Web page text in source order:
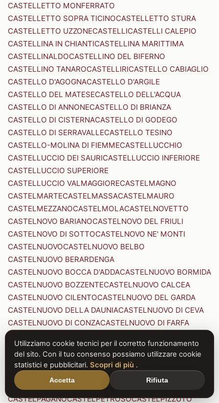
CASTELLETTO MONFERRATO
CASTELLETTO SOPRA TICINOCASTELLETTO STURA
CASTELLETTO UZZONECASTELLICASTELLI CALEPIO
CASTELLINA IN CHIANTICASTELLINA MARITTIMA
CASTELLINALDOCASTELLINO DEL BIFERNO
CASTELLINO TANAROCASTELLIRICASTELLO CABIAGLIO
CASTELLO D'AGOGNACASTELLO D'ARGILE
CASTELLO DEL MATESECASTELLO DELL'ACQUA
CASTELLO DI ANNONECASTELLO DI BRIANZA
CASTELLO DI CISTERNACASTELLO DI GODEGO
CASTELLO DI SERRAVALLECASTELLO TESINO
CASTELLO-MOLINA DI FIEMMECASTELLUCCHIO
CASTELLUCCIO DEI SAURICASTELLUCCIO INFERIORE
CASTELLUCCIO SUPERIORE
CASTELLUCCIO VALMAGGIORECASTELMAGNO
CASTELMARTECASTELMASSACASTELMAURO
CASTELMEZZANOCASTELMOLACASTELNOVETTO
CASTELNOVO BARIANOCASTELNOVO DEL FRIULI
CASTELNOVO DI SOTTOCASTELNOVO NE' MONTI
CASTELNUOVOCASTELNUOVO BELBO
CASTELNUOVO BERARDENGA
CASTELNUOVO BOCCA D'ADDACASTELNUOVO BORMIDA
CASTELNUOVO BOZZENTECASTELNUOVO CALCEA
CASTELNUOVO CILENTOCASTELNUOVO DEL GARDA
CASTELNUOVO DELLA DAUNIACASTELNUOVO DI CEVA
CASTELNUOVO DI CONZACASTELNUOVO DI FARFA
CASTELNUOVO DI PORTO CASTELNUOVO DON BOSCO
CASTELNUOVO MAGRACASTELNUOVO NIGRA
CASTELNUOVO PARANOCASTELNUOVO RANGONE
CASTELNUOVO SCRIVIA
CASTELNUOVO VAL DI CECINA
CASTELPAGANOCASTELPETROSOCASTELPIZZUTO
Utilizziamo cookie tecnici per il corretto funzionamento
del sito. Con il tuo consenso possiamo utilizzare cookie
statistici e pubblicitari. Scopri di più .
Accetta Rifiuta